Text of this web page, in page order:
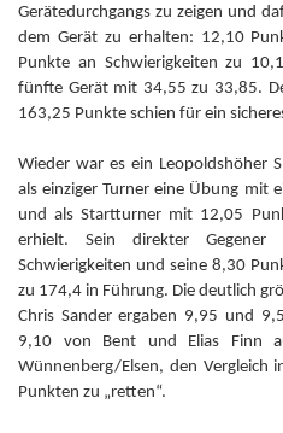
Gerätedurchgangs zu zeigen und
dem Gerät zu erhalten: 12,10
Punkte an Schwierigkeiten zu
fünfte Gerät mit 34,55 zu 33,85.
163,25 Punkte schien für ein
Wieder war es ein Leopoldshöher
als einziger Turner eine Übung mit
und als Startturner mit 12,05
erhielt. Sein direkter Gegener
Schwierigkeiten und seine 8,30
zu 174,4 in Führung. Die deutlich
Chris Sander ergaben 9,95 und
9,10 von Bent und Elias Finn
Wünnenberg/Elsen, den Vergleich
Punkten zu „retten“.